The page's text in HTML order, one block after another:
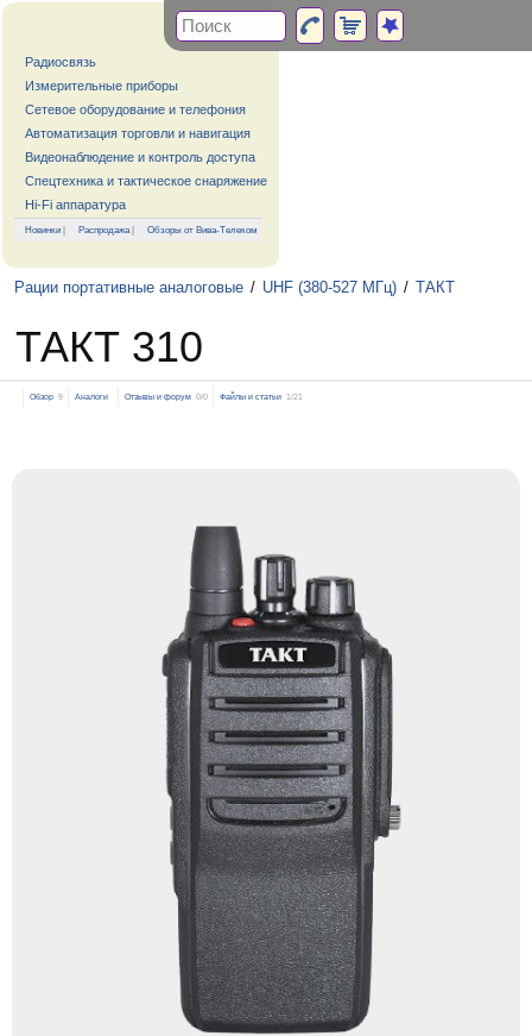
Радиосвязь
Измерительные приборы
Сетевое оборудование и телефония
Автоматизация торговли и навигация
Видеонаблюдение и контроль доступа
Спецтехника и тактическое снаряжение
Hi-Fi аппаратура
Новинки | Распродажа| Обзоры от Вива-Телеком
Рации портативные аналоговые / UHF (380-527 МГц) / ТАКТ
ТАКТ 310
Обзор 9 Аналоги Отзывы и форум 0/0 Файлы и статьи 1/21